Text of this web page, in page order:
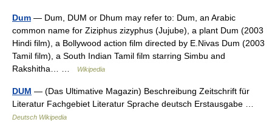
Dum — Dum, DUM or Dhum may refer to: Dum, an Arabic
common name for Ziziphus zizyphus (Jujube), a plant Dum (2003
Hindi film), a Bollywood action film directed by E.Nivas Dum (2003
Tamil film), a South Indian Tamil film starring Simbu and
Rakshitha… …
Wikipedia
DUM — (Das Ultimative Magazin) Beschreibung Zeitschrift für
Literatur Fachgebiet Literatur Sprache deutsch Erstausgabe …
Deutsch Wikipedia